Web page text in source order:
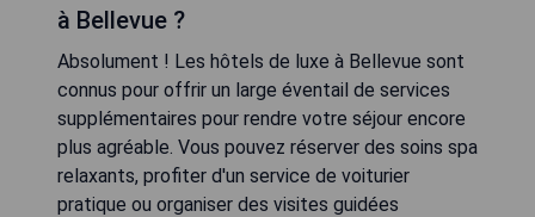
à Bellevue ?
Absolument ! Les hôtels de luxe à Bellevue sont
connus pour offrir un large éventail de services
supplémentaires pour rendre votre séjour encore
plus agréable. Vous pouvez réserver des soins spa
relaxants, profiter d'un service de voiturier
pratique ou organiser des visites guidées